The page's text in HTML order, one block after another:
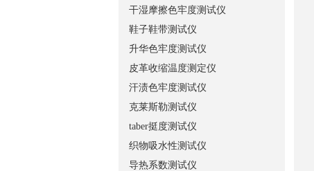
干湿摩擦色牢度测试仪
鞋子鞋带测试仪
升华色牢度测试仪
皮革收缩温度测定仪
汗渍色牢度测试仪
克莱斯勒测试仪
taber挺度测试仪
织物吸水性测试仪
导热系数测试仪